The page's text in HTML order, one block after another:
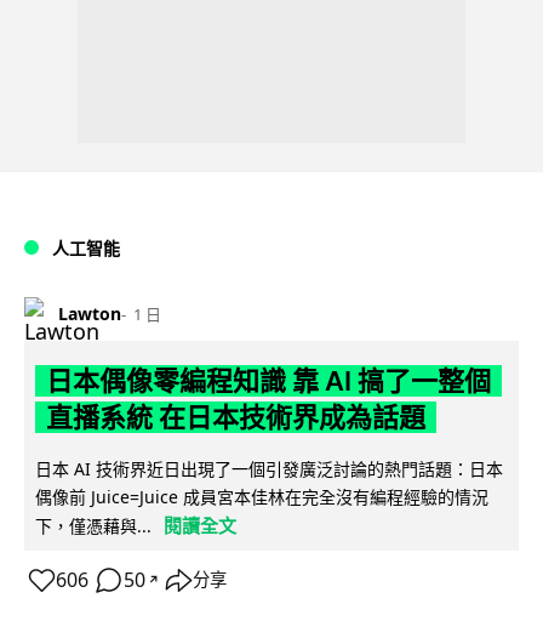
人工智能
Lawton 1 日
日本偶像零編程知識 靠 AI 搞了一整個
直播系統 在日本技術界成為話題
日本 AI 技術界近日出現了一個引發廣泛討論的熱門話題：日本
偶像前 Juice=Juice 成員宮本佳林在完全沒有編程經驗的情況
下，僅憑藉與...
閱讀全文
606 50 ↗ 分享